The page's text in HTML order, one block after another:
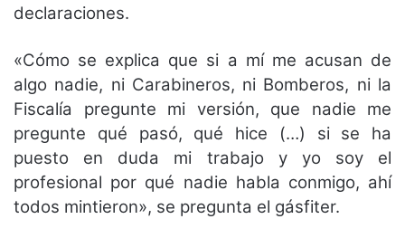
declaraciones.
«Cómo se explica que si a mí me acusan de
algo nadie, ni Carabineros, ni Bomberos, ni la
Fiscalía pregunte mi versión, que nadie me
pregunte qué pasó, qué hice (…) si se ha
puesto en duda mi trabajo y yo soy el
profesional por qué nadie habla conmigo, ahí
todos mintieron», se pregunta el gásfiter.